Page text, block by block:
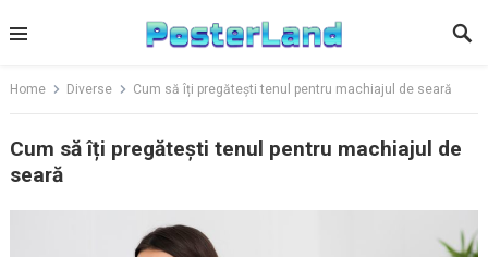
to
Home Diverse Cum să îți pregătești tenul pentru machiajul de seară
Cum să îți pregătești tenul pentru machiajul de
seară